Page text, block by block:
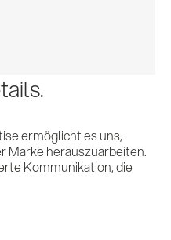
ermöglicht es uns,
Marke herauszuarbeiten.
Kommunikation, die